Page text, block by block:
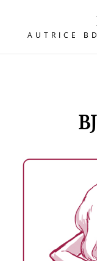
AUTRICE